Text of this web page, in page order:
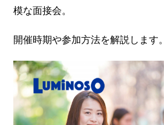
模な面接会。
開催時期や参加方法を解説します。